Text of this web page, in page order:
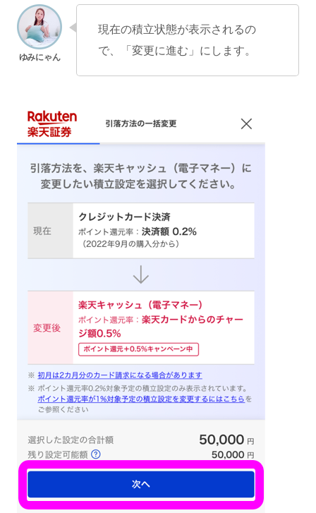
現在の積立状態が表示されるの
で、「変更に進む」にします。